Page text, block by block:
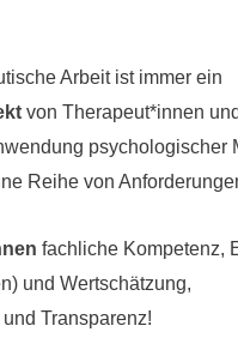
Arbeit ist immer ein
von Therapeut*innen und
psychologischer
Reihe von
fachliche Kompetenz,
und Wertschätzung,
Transparenz!